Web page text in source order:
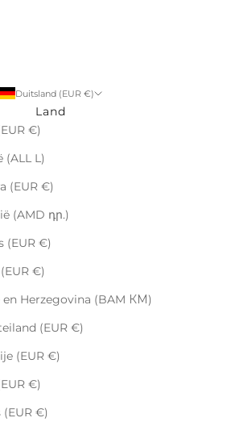
Duitsland (EUR €)
Land
Åland (EUR €)
Albanië (ALL L)
Andorra (EUR €)
Armenië (AMD դր.)
Belarus (EUR €)
België (EUR €)
Bosnië en Herzegovina (BAM КМ)
Bouveteiland (EUR €)
Bulgarije (EUR €)
China (EUR €)
Cyprus (EUR €)